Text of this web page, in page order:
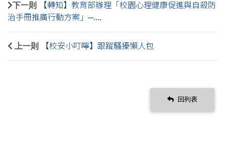
下一則
【轉知】教育部辦理「校園心理健康促進與自殺防
治手冊推廣行動方案」─....
上一則 【校安小叮嚀】跟蹤騷擾懶人包
回列表